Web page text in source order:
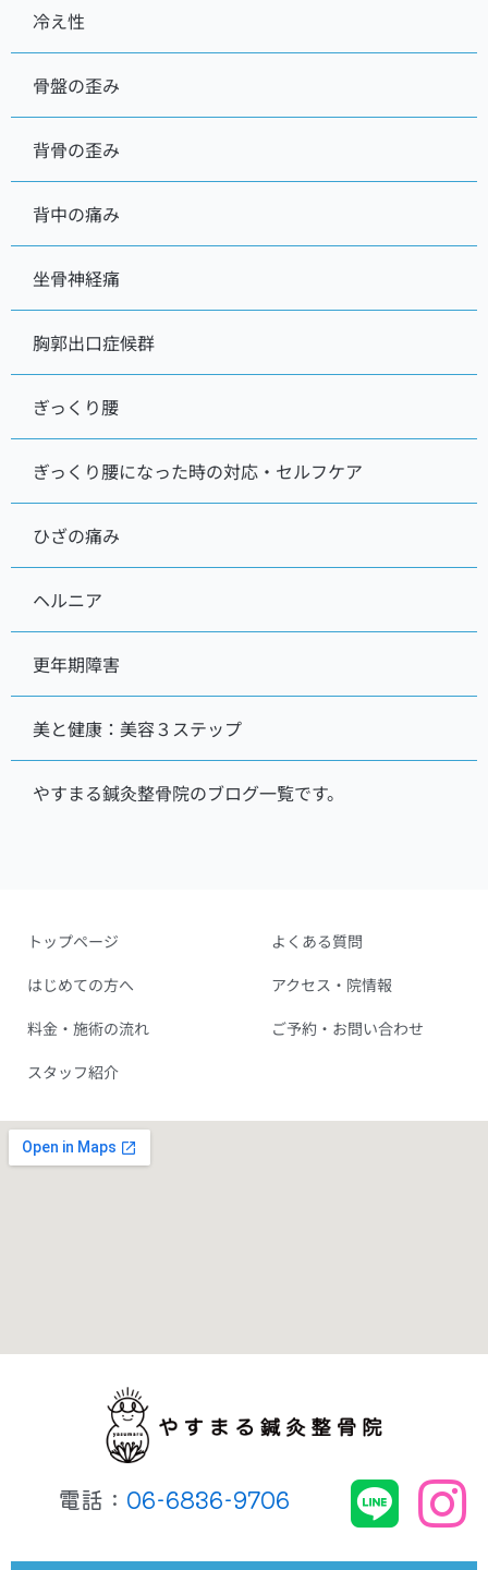
冷え性
骨盤の歪み
背骨の歪み
背中の痛み
坐骨神経痛
胸郭出口症候群
ぎっくり腰
ぎっくり腰になった時の対応・セルフケア
ひざの痛み
ヘルニア
更年期障害
美と健康：美容３ステップ
やすまる鍼灸整骨院のブログ一覧です。
よくある質問
アクセス・院情報
ご予約・お問い合わせ
トップページ
はじめての方へ
料金・施術の流れ
スタッフ紹介
電話： 06-6836-9706